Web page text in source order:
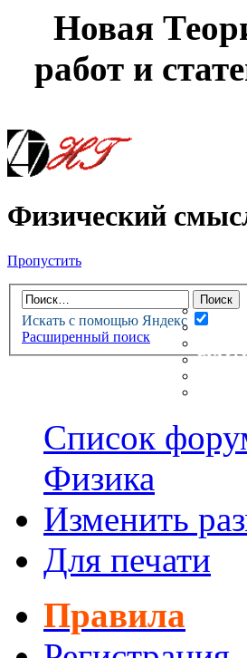
Новая
работ и
Физический
Пропустить
Искать с помощью Яндекс
Расширенный поиск
НОВАЯ ТЕОРИЯФОРУМ
Список
Физика
Изменить
Для печати
Правила